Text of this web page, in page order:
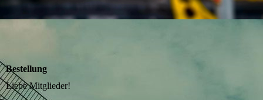
Bestellung
Liebe Mitglieder!